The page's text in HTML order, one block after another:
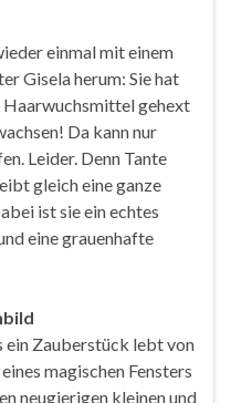
einmal mit einem
Gisela herum: Sie hat
gehext
Da kann nur
Leider. Denn Tante
gleich eine ganze
ist sie ein echtes
eine grauenhafte
ein Zauberstück lebt von
magischen Fensters
neugierigen kleinen und